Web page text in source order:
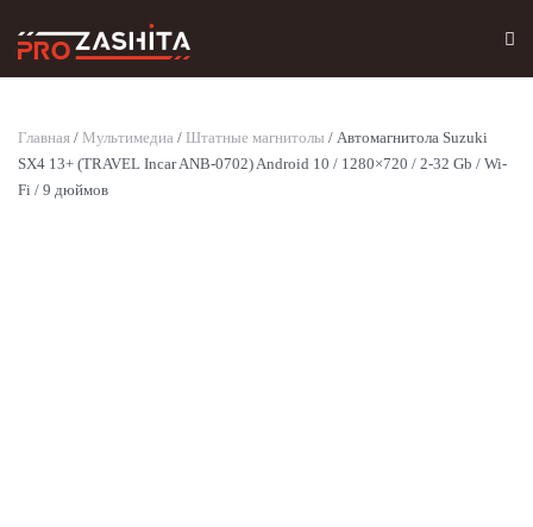
Skip to main content
Главная / Мультимедиа / Штатные магнитолы / Автомагнитола Suzuki
SX4 13+ (TRAVEL Incar ANB-0702) Android 10 / 1280×720 / 2-32 Gb / Wi-
Fi / 9 дюймов